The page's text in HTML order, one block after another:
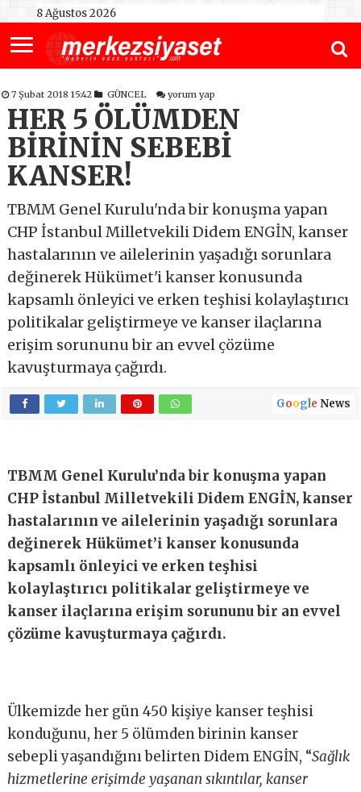
8 Ağustos 2026
7 Şubat 2018 15:42 GÜNCEL yorum yap
HER 5 ÖLÜMDEN
BİRİNİN SEBEBİ
KANSER!
TBMM Genel Kurulu'nda bir konuşma yapan
CHP İstanbul Milletvekili Didem ENGİN, kanser
hastalarının ve ailelerinin yaşadığı sorunlara
değinerek Hükümet'i kanser konusunda
kapsamlı önleyici ve erken teşhisi kolaylaştırıcı
politikalar geliştirmeye ve kanser ilaçlarına
erişim sorununu bir an evvel çözüme
kavuşturmaya çağırdı.
Google News
TBMM Genel Kurulu’nda bir konuşma yapan
CHP İstanbul Milletvekili Didem ENGİN, kanser
hastalarının ve ailelerinin yaşadığı sorunlara
değinerek Hükümet’i kanser konusunda
kapsamlı önleyici ve erken teşhisi
kolaylaştırıcı politikalar geliştirmeye ve
kanser ilaçlarına erişim sorununu bir an evvel
çözüme kavuşturmaya çağırdı.
Ülkemizde her gün 450 kişiye kanser teşhisi
konduğunu, her 5 ölümden birinin kanser
sebepli yaşandığını belirten Didem ENGİN, “Sağlık
hizmetlerine erişimde yaşanan sıkıntılar, kanser